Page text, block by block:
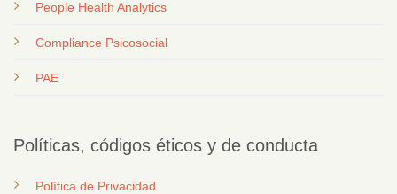
People Health Analytics
Compliance Psicosocial
PAE
Políticas, códigos éticos y de conducta
Política de Privacidad